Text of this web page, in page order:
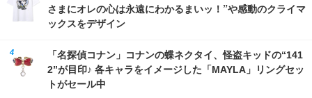
さまにオレの心は永遠にわかるまいッ！”や感動のクライマ
ックスをデザイン
「名探偵コナン」コナンの蝶ネクタイ、怪盗キッドの“141
2”が目印♪ 各キャラをイメージした「MAYLA」リングセッ
トがセール中